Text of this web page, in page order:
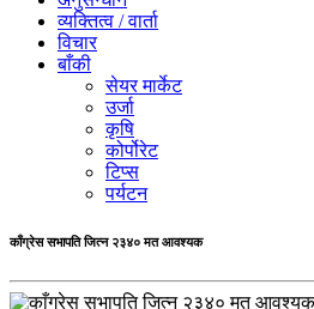
व्यक्तित्व / वार्ता
विचार
बाँकी
सेयर मार्केट
उर्जा
कृषि
कोर्पोरेट
टिप्स
पर्यटन
काँग्रेस सभापति जित्न २३४० मत आवश्यक